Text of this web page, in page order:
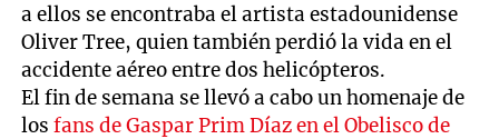
a ellos se encontraba el artista estadounidense
Oliver Tree, quien también perdió la vida en el
accidente aéreo entre dos helicópteros.
El fin de semana se llevó a cabo un homenaje de
losfans de Gaspar Prim Díaz en el Obelisco de